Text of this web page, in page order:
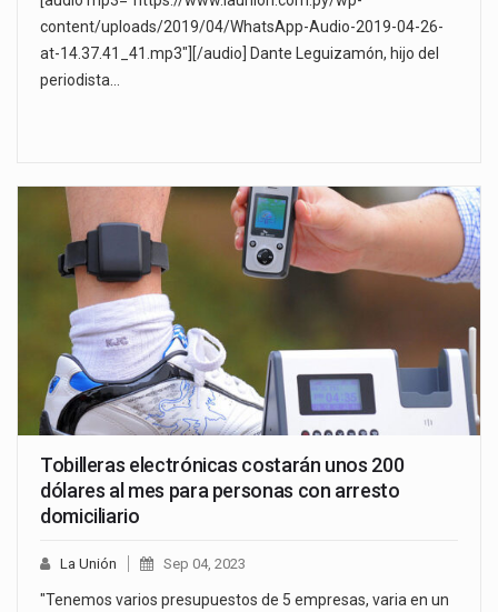
content/uploads/2019/04/WhatsApp-Audio-2019-04-26-
at-14.37.41_41.mp3"][/audio] Dante Leguizamón, hijo del
periodista…
Tobilleras electrónicas costarán unos 200
dólares al mes para personas con arresto
domiciliario
La Unión Sep 04, 2023
"Tenemos varios presupuestos de 5 empresas, varia en un